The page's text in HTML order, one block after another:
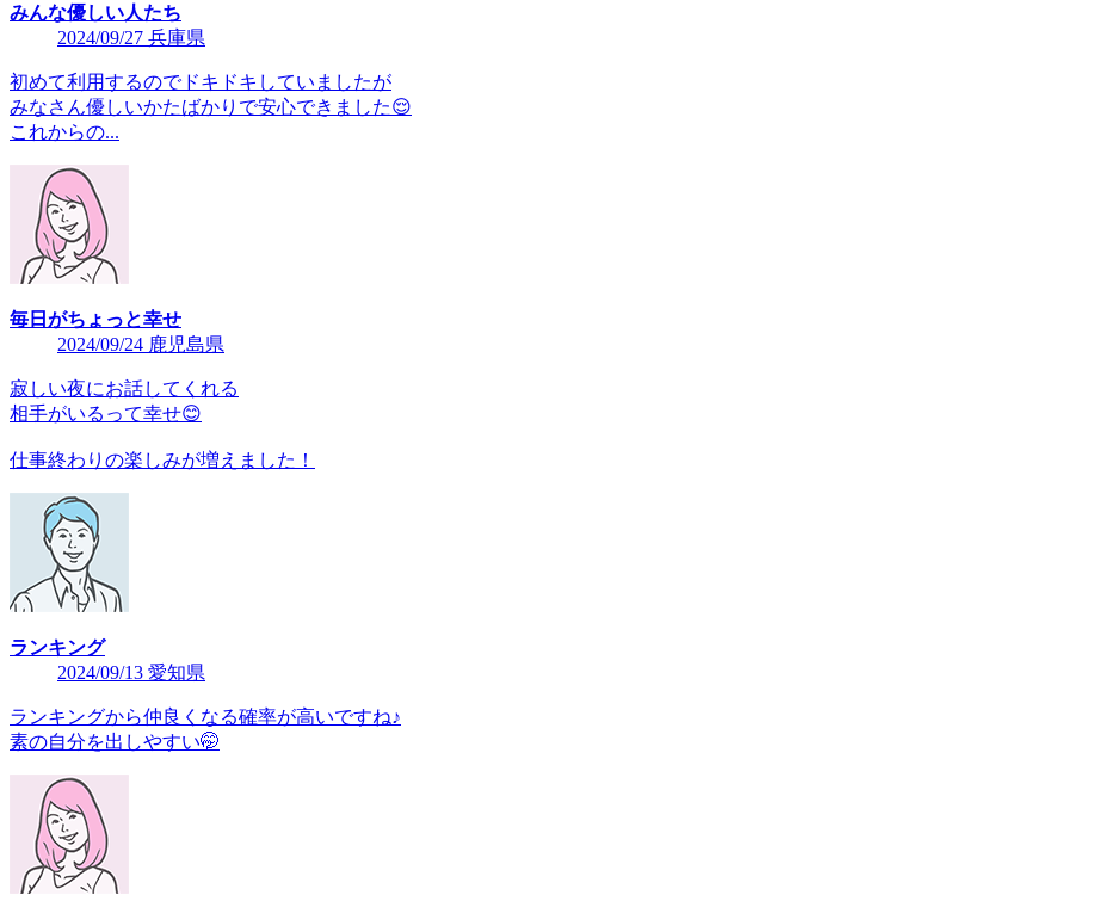
みんな優しい人たち
2024/09/27 兵庫県
初めて利用するのでドキドキしていましたが
みなさん優しいかたばかりで安心できました😌
これからの...
毎日がちょっと幸せ
2024/09/24 鹿児島県
寂しい夜にお話してくれる
相手がいるって幸せ😊
仕事終わりの楽しみが増えました！
ランキング
2024/09/13 愛知県
ランキングから仲良くなる確率が高いですね♪
素の自分を出しやすい🤭